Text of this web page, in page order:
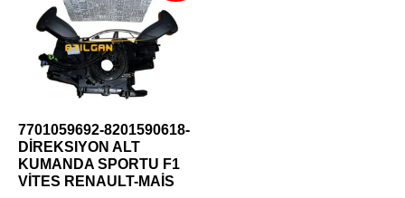
7701059692-8201590618-
DİREKSIYON ALT
KUMANDA SPORTU F1
VİTES RENAULT-MAİS